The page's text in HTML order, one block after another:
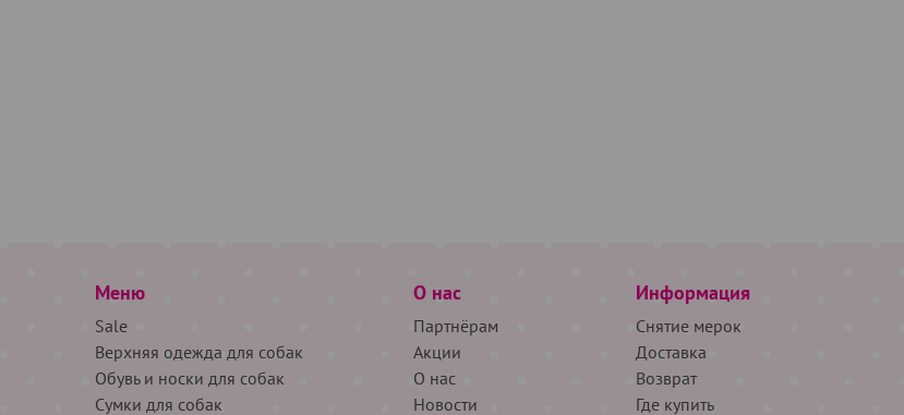
Меню
Sale
Верхняя одежда для собак
Обувь и носки для собак
Сумки для собак
О нас
Партнёрам
Акции
О нас
Новости
Информация
Снятие мерок
Доставка
Возврат
Где купить